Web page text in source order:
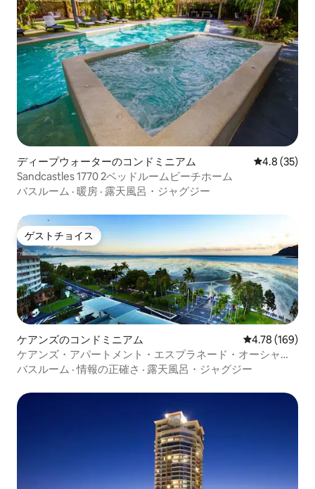
ディープウォーターのコンドミニアム レビュー35
4.8 (35)
Sandcastles 1770 2ベッドルームビーチホーム
バスルーム · 暖房 · 露天風呂・ジャグジー
ゲストチョイス
ゲストチョイス
ケアンズのコンドミニアム レビュー169
4.78 (169)
ケアンズ・アパートメント・エスプラネード・オーシャン
ビュー
バスルーム ·情報の正確さ · 露天風呂・ジャグジー